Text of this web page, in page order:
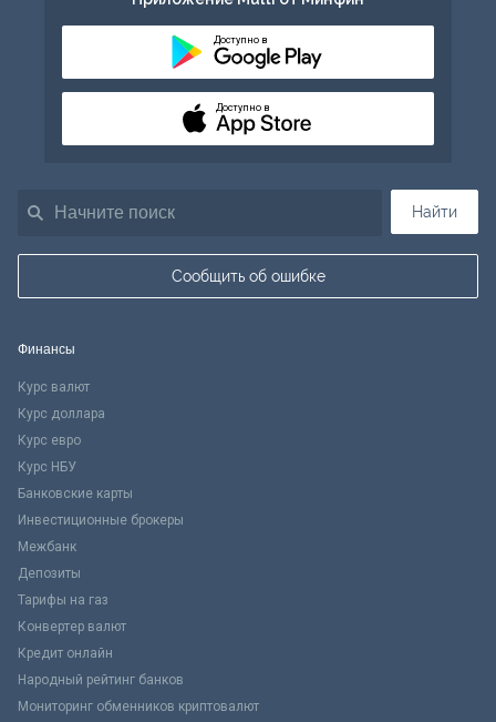
Найти
Сообщить об ошибке
Доступно в
Доступно в
Финансы
Курс валют
Курс доллара
Курс евро
Курс НБУ
Банковские карты
Инвестиционные брокеры
Межбанк
Депозиты
Тарифы на газ
Конвертер валют
Кредит онлайн
Народный рейтинг банков
Мониторинг обменников криптовалют